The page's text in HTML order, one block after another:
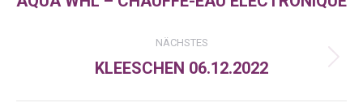
NÄCHSTES
Nächster
KLEESCHEN 06.12.2022